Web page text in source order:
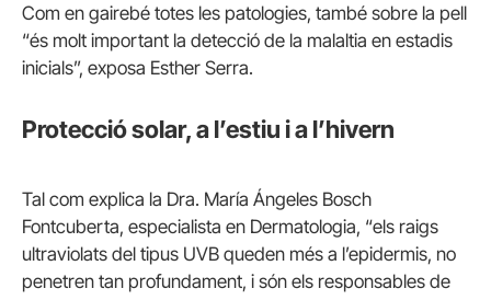
Com en gairebé totes les patologies, també sobre la pell
“és molt important la detecció de la malaltia en estadis
inicials”, exposa Esther Serra.
Protecció solar, a l’estiu i a l’hivern
Tal com explica la Dra. María Ángeles Bosch
Fontcuberta, especialista en Dermatologia, “els raigs
ultraviolats del tipus UVB queden més a l’epidermis, no
penetren tan profundament, i són els responsables de